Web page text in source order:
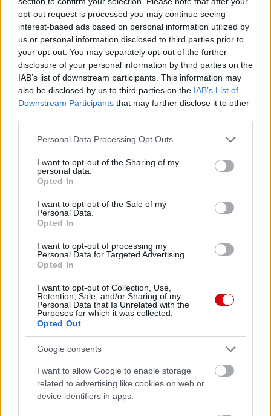
opt-out request is processed you may continue seeing
interest-based ads based on personal information utilized by
us or personal information disclosed to third parties prior to
your opt-out. You may separately opt-out of the further
disclosure of your personal information by third parties on the
IAB’s list of downstream participants. This information may
also be disclosed by us to third parties on the IAB’s List of
Downstream Participants that may further disclose it to other
Please note that this website/app uses one or more Google
not limited to your visit or usage behaviour. You may click to
grant or deny consent to Google and its third-party tags to
use your data for below specified purposes in below Google
consent section.
Personal Data Processing Opt Outs
I want to opt-out of the Sharing of my
personal data.
Opted In
I want to opt-out of the Sale of my
Personal Data.
Opted In
I want to opt-out of processing my
Personal Data for Targeted Advertising.
Opted In
I want to opt-out of Collection, Use,
Retention, Sale, and/or Sharing of my
Personal Data that Is Unrelated with the
Purposes for which it was collected.
Opted Out
Google consents
I want to allow Google to enable storage
related to advertising like cookies on web or
device identifiers in apps.
Meccs Center
Paris Saint-Germain